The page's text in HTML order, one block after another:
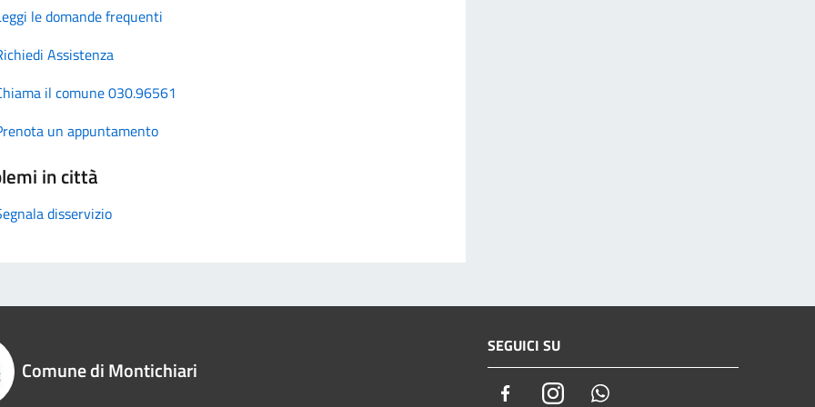
le domande frequenti
Assistenza
il comune 030.96561
un appuntamento
in città
disservizio
Comune di Montichiari
SEGUICI SU
FacebookInstagram